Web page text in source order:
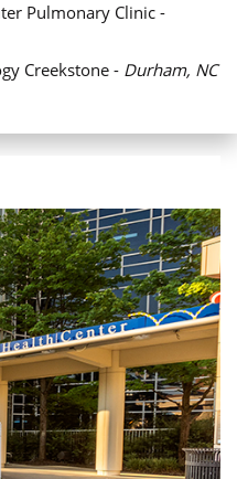
Pulmonary Clinic -
Creekstone - Durham, NC